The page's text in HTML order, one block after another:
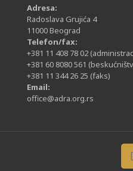
Adresa:
Radoslava Grujića 4
11000 Beograd
Telefon/fax:
+381 11 408 78 02
+381 60 8080 561
+381 11 344 26 25 (faks)
Email:
office@adra.org.rs